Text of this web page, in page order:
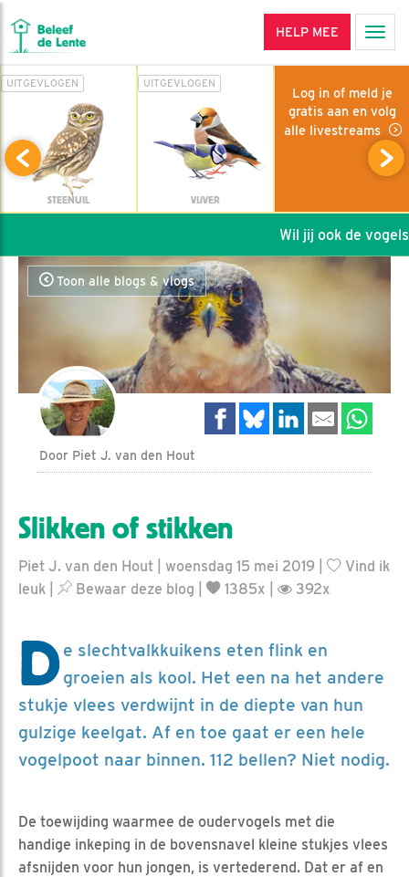
HELP MEE
UITGEVLOGEN
STEENUIL
UITGEVLOGEN
VIJVER
Log in of meld je
gratis aan en volg
alle livestreams
Wil jij ook de
Toon alle blogs & vlogs
Door Piet J. van den Hout
Slikken of stikken
Piet J. van den Hout | woensdag 15 mei 2019 |
Vind ik
leuk
Bewaar deze blog 1385x | 392x
De slechtvalkkuikens eten flink en
groeien als kool. Het een na het andere
stukje vlees verdwijnt in de diepte van hun
gulzige keelgat. Af en toe gaat er een hele
vogelpoot naar binnen. 112 bellen? Niet nodig.
De toewijding waarmee de oudervogels met die
handige inkeping in de bovensnavel kleine stukjes vlees
afsnijden voor hun jongen, is vertederend. Dat er af en